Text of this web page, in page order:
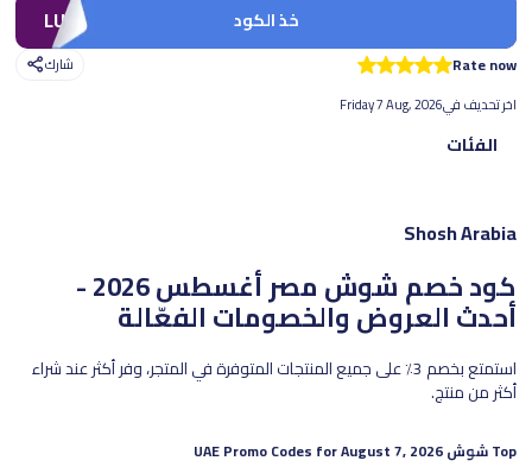
LUV خذ الكود
Rate now
شارك
اخر تحديف فيFriday 7 Aug, 2026
الفئات
Shosh Arabia
كود خصم شوش مصر أغسطس 2026 -
أحدث العروض والخصومات الفعّالة
استمتع بخصم 3٪ على جميع المنتجات المتوفرة في المتجر، وفر أكثر عند شراء
أكثر من منتج.
TopشوشUAE Promo Codes for
August 7, 2026